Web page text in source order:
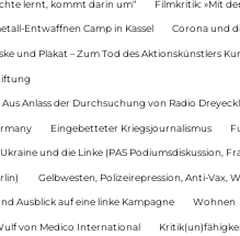
lernt, kommt darin um“ Filmkritik: »Mit
Entwaffnen Camp in Kassel Corona und
und Plakat – Zum Tod des Aktionskünstlers
Aus Anlass der Durchsuchung von Radio
Eingebetteter Kriegsjournalismus
und die Linke (PAS Podiumsdiskussion,
Gelbwesten, Polizeirepression, Anti-Vax,
Ausblick auf eine linke Kampagne Wohnen
von Medico International